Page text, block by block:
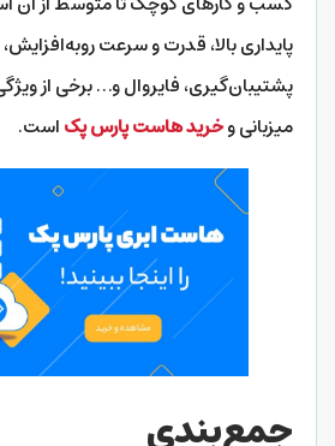
پایداری بالا، قدرت و سرعت
پشتیبان‌گیری، فایروال و… برخی از
میزبانی وخرید هاست پارس پکاست.
جمع‌بندی